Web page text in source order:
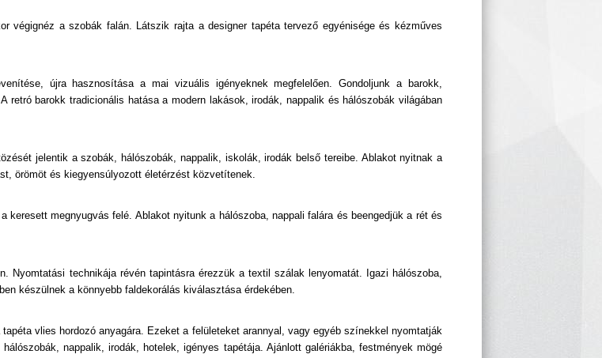
végignéz a szobák falán. Látszik rajta a designer tapéta tervező egyénisége és kézműves
újra hasznosítása a mai vizuális igényeknek megfelelően. Gondoljunk a barokk,
barokk tradicionális hatása a modern lakások, irodák, nappalik és hálószobák világában
jelentik a szobák, hálószobák, nappalik, iskolák, irodák belső tereibe. Ablakot nyitnak a
örömöt és kiegyensúlyozott életérzést közvetítenek.
megnyugvás felé. Ablakot nyitunk a hálószoba, nappali falára és beengedjük a rét és
Nyomtatási technikája révén tapintásra érezzük a textil szálak lenyomatát. Igazi hálószoba,
készülnek a könnyebb faldekorálás kiválasztása érdekében.
vlies hordozó anyagára. Ezeket a felületeket arannyal, vagy egyéb színekkel nyomtatják
nappalik, irodák, hotelek, igényes tapétája. Ajánlott galériákba, festmények mögé